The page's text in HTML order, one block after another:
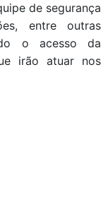
de segurança
entre outras
o acesso da
irão atuar nos